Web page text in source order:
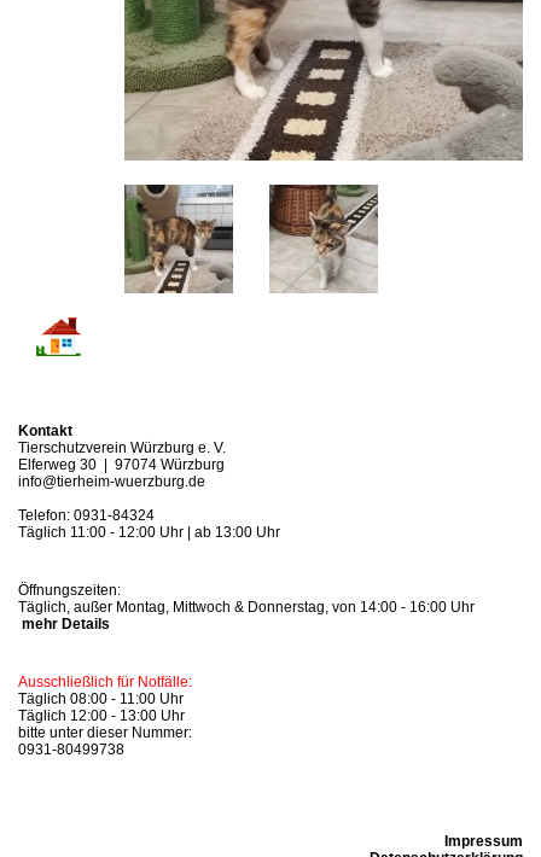
Kleintiere
Sorgenkinder
Mitgliedschaft
Patenschaft
Hundeschule
Ehrenamtliche Hilfe
Friedhof
Tierarzt
Spenden
Kontakt
Tierschutzverein Würzburg e. V.
Elferweg 30 | 97074 Würzburg
info@tierheim-wuerzburg.de
Telefon: 0931-84324
Täglich 11:00 - 12:00 Uhr | ab 13:00 Uhr
Öffnungszeiten:
Täglich, außer Montag, Mittwoch & Donnerstag, von 14:00 - 16:00 Uhr
mehr Details
Ausschließlich für Notfälle:
Täglich 08:00 - 11:00 Uhr
Täglich 12:00 - 13:00 Uhr
bitte unter dieser Nummer:
0931-80499738
Impressum